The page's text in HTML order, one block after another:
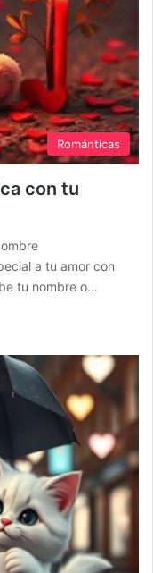
Románticas
con tu
a tu amor con
tu nombre o…